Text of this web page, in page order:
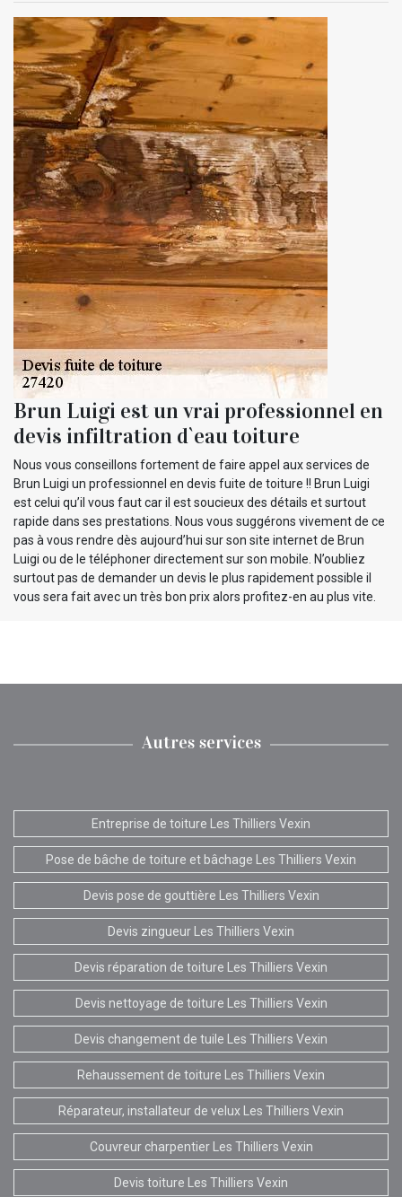
Brun Luigi est un vrai professionnel en
devis infiltration d`eau toiture
Nous vous conseillons fortement de faire appel aux services de
Brun Luigi un professionnel en devis fuite de toiture !! Brun Luigi
est celui qu’il vous faut car il est soucieux des détails et surtout
rapide dans ses prestations. Nous vous suggérons vivement de ce
pas à vous rendre dès aujourd’hui sur son site internet de Brun
Luigi ou de le téléphoner directement sur son mobile. N’oubliez
surtout pas de demander un devis le plus rapidement possible il
vous sera fait avec un très bon prix alors profitez-en au plus vite.
Autres services
Entreprise de toiture Les Thilliers Vexin
Pose de bâche de toiture et bâchage Les Thilliers Vexin
Devis pose de gouttière Les Thilliers Vexin
Devis zingueur Les Thilliers Vexin
Devis réparation de toiture Les Thilliers Vexin
Devis nettoyage de toiture Les Thilliers Vexin
Devis changement de tuile Les Thilliers Vexin
Rehaussement de toiture Les Thilliers Vexin
Réparateur, installateur de velux Les Thilliers Vexin
Couvreur charpentier Les Thilliers Vexin
Devis toiture Les Thilliers Vexin